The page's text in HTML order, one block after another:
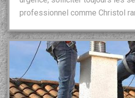
professionnel comme Christol